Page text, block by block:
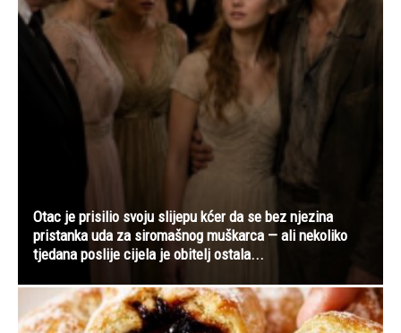
Otac je prisilio svoju slijepu kćer da se bez njezina
pristanka uda za siromašnog muškarca — ali nekoliko
tjedana poslije cijela je obitelj ostala...